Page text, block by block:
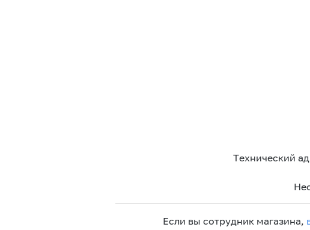
Технический
Если вы сотрудник магазина,